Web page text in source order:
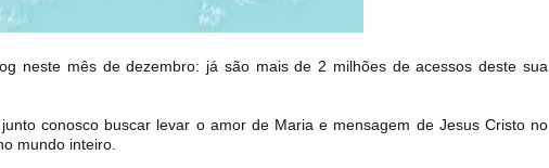
neste mês de dezembro: já são mais de 2 milhões de acessos deste sua
conosco buscar levar o amor de Maria e mensagem de Jesus Cristo no
mundo inteiro.